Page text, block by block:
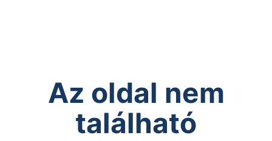
Az oldal nem
található